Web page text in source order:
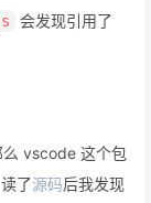
会发现引用了
么 vscode 这个包
了源码后我发现